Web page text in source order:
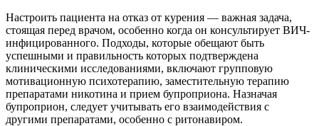
Настроить пациента на отказ от курения — важная задача,
стоящая перед врачом, особенно когда он консультирует ВИЧ-
инфицированного. Подходы, которые обещают быть
успешными и правильность которых подтверждена
клиническими исследованиями, включают групповую
мотивационную психотерапию, заместительную терапию
препаратами никотина и прием бупроприона. Назначая
бупроприон, следует учитывать его взаимодействия с
другими препаратами, особенно с ритонавиром.